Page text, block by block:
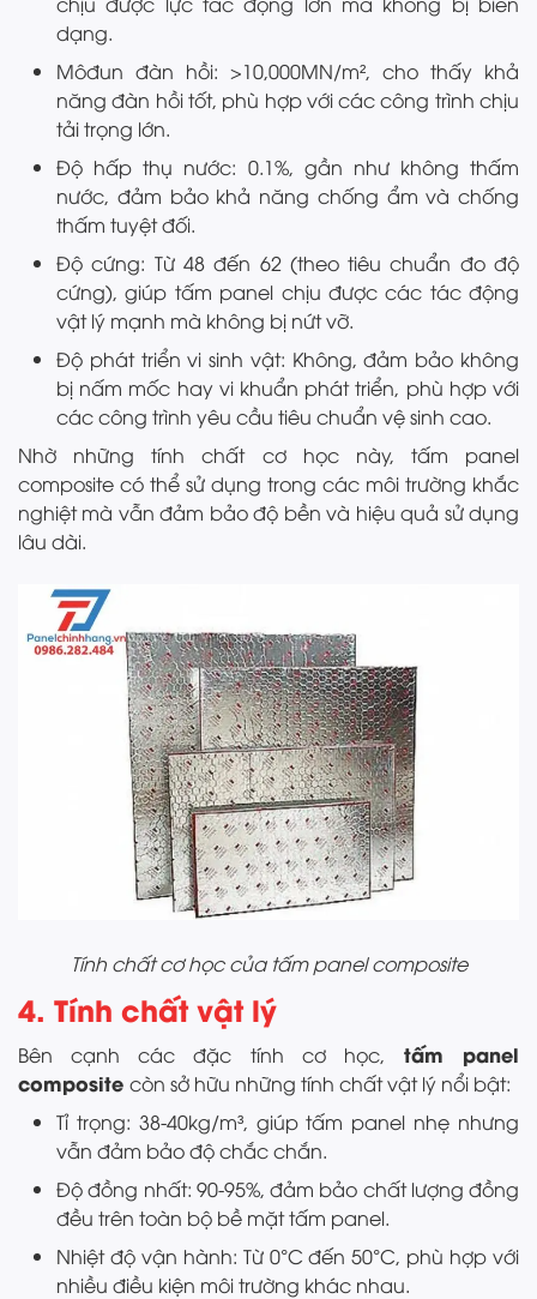
dạng.
Môđun đàn hồi: >10,000MN/m², cho thấy khả
năng đàn hồi tốt, phù hợp với các công trình chịu
tải trọng lớn.
Độ hấp thụ nước: 0.1%, gần như không thấm
nước, đảm bảo khả năng chống ẩm và chống
thấm tuyệt đối.
Độ cứng: Từ 48 đến 62 (theo tiêu chuẩn đo độ
cứng), giúp tấm panel chịu được các tác động
vật lý mạnh mà không bị nứt vỡ.
Độ phát triển vi sinh vật: Không, đảm bảo không
bị nấm mốc hay vi khuẩn phát triển, phù hợp với
các công trình yêu cầu tiêu chuẩn vệ sinh cao.
Nhờ những tính chất cơ học này, tấm panel
composite có thể sử dụng trong các môi trường khắc
nghiệt mà vẫn đảm bảo độ bền và hiệu quả sử dụng
lâu dài.
Tính chất cơ học của tấm panel composite
4. Tính chất vật lý
Bên cạnh các đặc tính cơ học, tấm panel
composite còn sở hữu những tính chất vật lý nổi bật:
Tỉ trọng: 38-40kg/m³, giúp tấm panel nhẹ nhưng
vẫn đảm bảo độ chắc chắn.
Độ đồng nhất: 90-95%, đảm bảo chất lượng đồng
đều trên toàn bộ bề mặt tấm panel.
Nhiệt độ vận hành: Từ 0°C đến 50°C, phù hợp với
nhiều điều kiện môi trường khác nhau.